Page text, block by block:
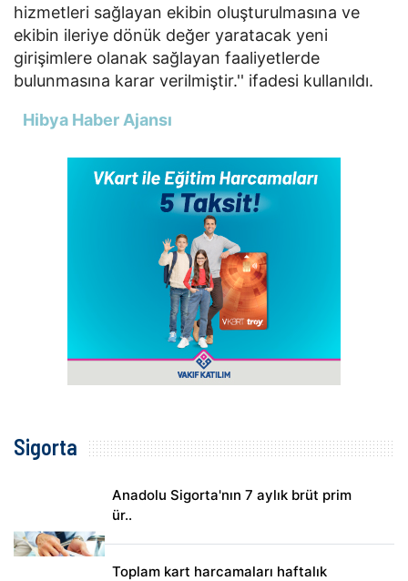
hizmetleri sağlayan ekibin oluşturulmasına ve
ekibin ileriye dönük değer yaratacak yeni
girişimlere olanak sağlayan faaliyetlerde
bulunmasına karar verilmiştir.'' ifadesi kullanıldı.
Hibya Haber Ajansı
Sigorta
Anadolu Sigorta'nın 7 aylık brüt prim
ür..
Toplam kart harcamaları haftalık